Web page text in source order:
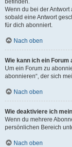
befinden.
Wenn du bei der
sobald eine Antwort
für dich abonniert.
Nach oben
Wie kann ich ein Forum
Um ein Forum zu
abonnieren“, der sich
Nach oben
Wie deaktiviere ich
Wenn du mehrere
persönlichen Bereich
Nach oben